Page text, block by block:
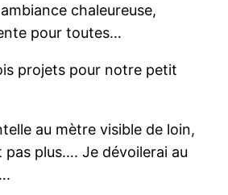
chaleureuse,
pour toutes…
projets pour notre petit
au mètre visible de loin,
pas plus…. Je dévoilerai au